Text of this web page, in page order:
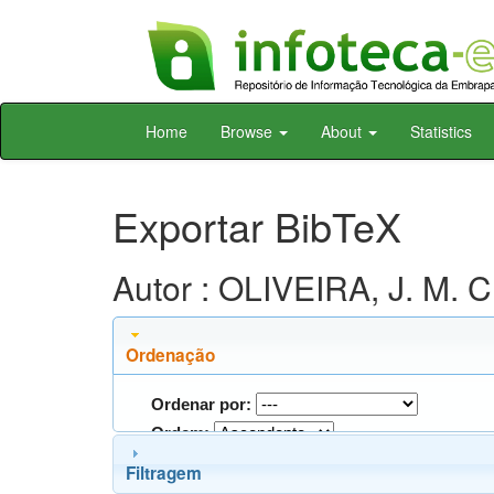
Skip
Home Browse About Statistics
Exportar BibTeX
Autor : OLIVEIRA, J. M.
Ordenação
Ordenar por:
Ordem:
Filtragem